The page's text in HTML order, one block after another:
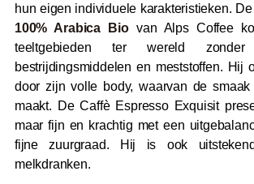
hun eigen individuele karakteristieken.
100% Arabica Biovan Alps Coffee
teeltgebieden ter wereld
bestrijdingsmiddelen en meststoffen. Hij
door zijn volle body, waarvan de
maakt. De Caffè Espresso Exquisit
maar fijn en krachtig met een
fijne zuurgraad. Hij is ook
melkdranken.